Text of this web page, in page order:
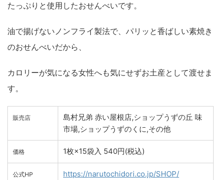
たっぷりと使用したおせんべいです。
油で揚げないノンフライ製法で、パリッと香ばしい素焼き
のおせんべいだから、
カロリーが気になる女性へも気にせずお土産として渡せま
す。
販売店
島村兄弟 赤い屋根店,ショップうずの丘 味
市場,ショップうずのくに,その他
価格 1枚×15袋入 540円(税込)
公式HP https://narutochidori.co.jp/SHOP/